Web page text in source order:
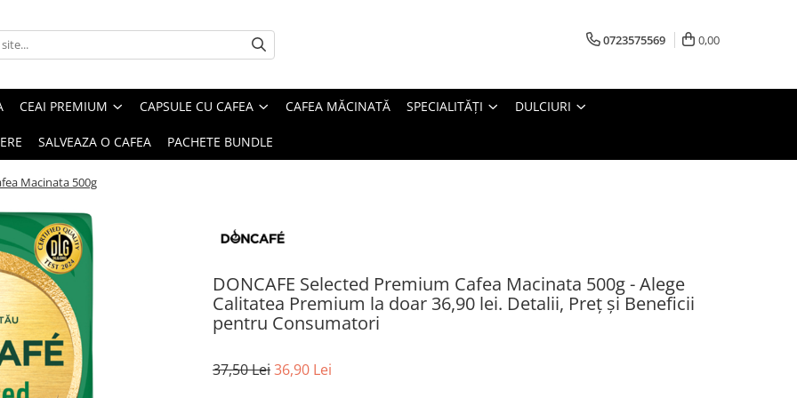
0723575569 0,00
CEAI PREMIUM CAPSULE CU CAFEA CAFEA MĂCINATĂ SPECIALITĂȚI DULCIURI
SALVEAZA O CAFEA PACHETE BUNDLE
Macinata 500g
DONCAFE Selected Premium Cafea Macinata 500g - Alege
Calitatea Premium la doar 36,90 lei. Detalii, Preț și Beneficii
pentru Consumatori
37,50 Lei36,90 Lei